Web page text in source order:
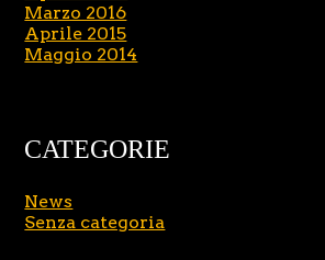
Marzo 2016
Aprile 2015
Maggio 2014
CATEGORIE
News
Senza categoria